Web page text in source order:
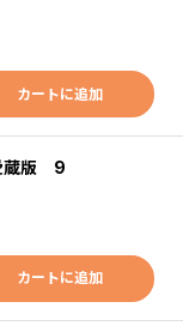
カートに追加
蔵版 9
カートに追加